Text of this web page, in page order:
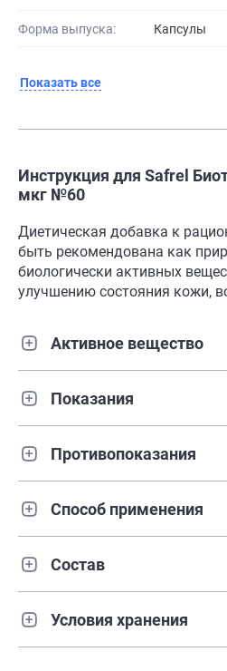
Форма выпуска: Капсулы
Показать все
Инструкция для Safrel
мкг №60
Диетическая добавка к
быть рекомендована как
биологически активных
улучшению состояния кожи,
Активное вещество
Показания
Противопоказания
Способ применения
Состав
Условия хранения